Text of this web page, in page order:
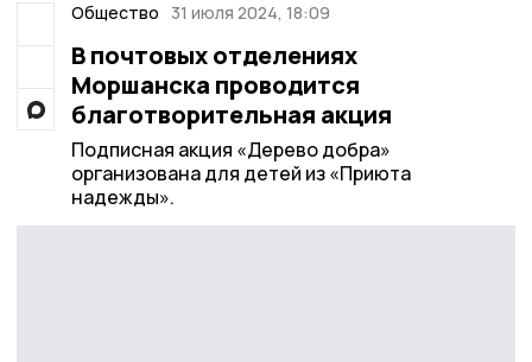
Общество 31 июля 2024, 18:09
В почтовых отделениях
Моршанска проводится
благотворительная акция
Подписная акция «Дерево добра»
организована для детей из «Приюта
надежды».